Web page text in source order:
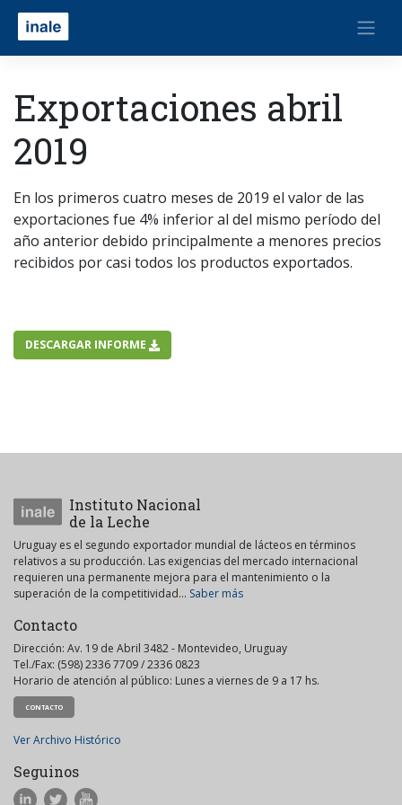
Exportaciones abril
2019
En los primeros cuatro meses de 2019 el valor de las
exportaciones fue 4% inferior al del mismo período del
año anterior debido principalmente a menores precios
recibidos por casi todos los productos exportados.
DESCARGAR INFORME
Instituto Nacional
de la Leche
Uruguay es el segundo exportador mundial de lácteos en términos
relativos a su producción. Las exigencias del mercado internacional
requieren una permanente mejora para el mantenimiento o la
superación de la competitividad... Saber más
Contacto
Dirección: Av. 19 de Abril 3482 - Montevideo, Uruguay
Tel./Fax: (598) 2336 7709 / 2336 0823
Horario de atención al público: Lunes a viernes de 9 a 17 hs.
CONTACTO
Ver Archivo Histórico
Seguinos